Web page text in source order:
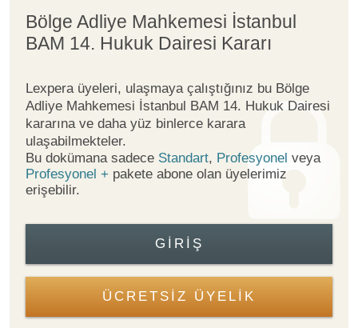
Bölge Adliye Mahkemesi İstanbul
BAM 14. Hukuk Dairesi Kararı
Lexpera üyeleri, ulaşmaya çalıştığınız bu Bölge
Adliye Mahkemesi İstanbul BAM 14. Hukuk Dairesi
kararına ve daha yüz binlerce karara
ulaşabilmekteler.
Bu dokümana sadece Standart, Profesyonel veya
Profesyonel + pakete abone olan üyelerimiz
erişebilir.
GIRIŞ
ÜCRETSİZ ÜYELİK